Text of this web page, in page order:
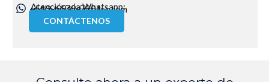
Atención via Whatsapp:
+519-6579-7901
utecotec@utecotec.com
CONTÁCTENOS